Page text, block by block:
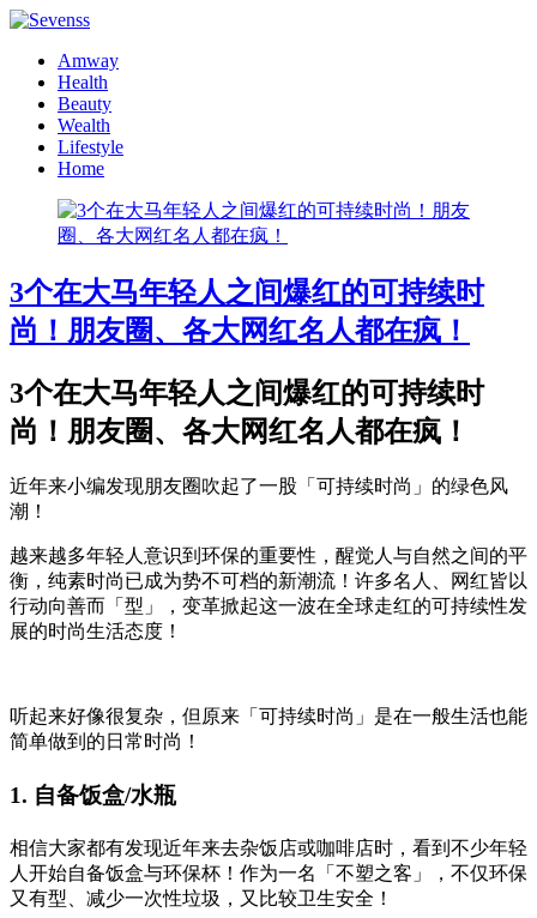
Amway
Health
Beauty
Wealth
Lifestyle
Home
3个在大马年轻人之间爆红的可持续时
尚！朋友圈、各大网红名人都在疯！
3个在大马年轻人之间爆红的可持续时
尚！朋友圈、各大网红名人都在疯！
近年来小编发现朋友圈吹起了一股「可持续时尚」的绿色风
潮！
越来越多年轻人意识到环保的重要性，醒觉人与自然之间的平
衡，纯素时尚已成为势不可档的新潮流！许多名人、网红皆以
行动向善而「型」，变革掀起这一波在全球走红的可持续性发
展的时尚生活态度！
听起来好像很复杂，但原来「可持续时尚」是在一般生活也能
简单做到的日常时尚！
1. 自备饭盒/水瓶
相信大家都有发现近年来去杂饭店或咖啡店时，看到不少年轻
人开始自备饭盒与环保杯！作为一名「不塑之客」，不仅环保
又有型、减少一次性垃圾，又比较卫生安全！